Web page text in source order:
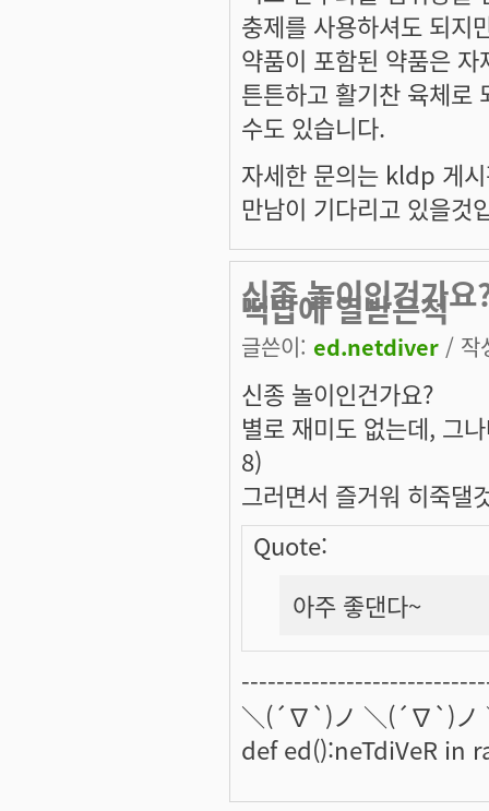
충제를 사용하셔도 되지
약품이 포함된 약품은
튼튼하고 활기찬 육체로
수도 있습니다.
자세한 문의는 kldp 게
만남이 기다리고 있을것
신종 놀이인건가
떡밥에 열받은척
글쓴이: ed.netdiver / 작
신종 놀이인건가요?
별로 재미도 없는데, 그
8)
그러면서 즐거워 히죽댈
Quote:
아주 좋댄다~
＼(´∇`)ノ ＼(´∇`)
def ed():neTdiVeR in